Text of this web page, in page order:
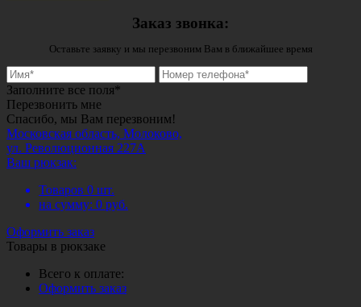
Заказ звонка:
Оставьте заявку и мы перезвоним Вам в ближайшее время
Заполните все поля*
Перезвонить мне
Спасибо, мы Вам перезвоним!
Московская область, Молоково,
ул. Революционная 227А
Ваш рюкзак:
Товаров 0 шт.
на сумму: 0 руб.
Оформить заказ
Товары в рюкзаке
Всего к оплате:
Оформить заказ